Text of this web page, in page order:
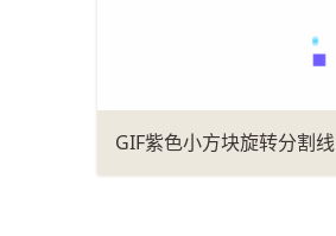
GIF紫色小方块旋转分割线